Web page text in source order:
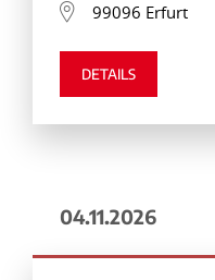
99096 Erfurt
DETAILS
04.11.2026